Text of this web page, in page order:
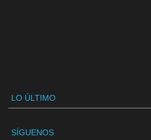
LO ÚLTIMO
SÍGUENOS